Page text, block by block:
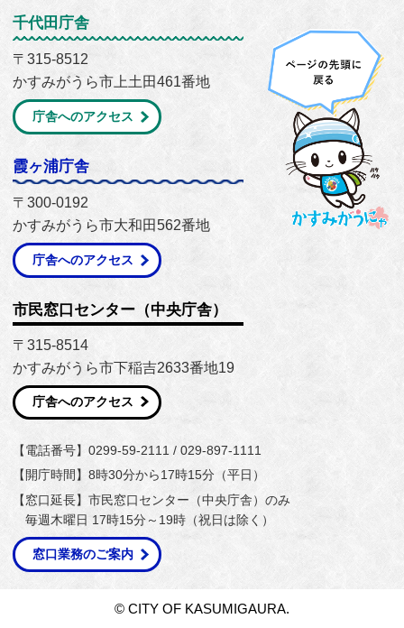
千代田庁舎
〒315-8512
かすみがうら市上土田461番地
庁舎へのアクセス
霞ヶ浦庁舎
〒300-0192
かすみがうら市大和田562番地
庁舎へのアクセス
市民窓口センター（中央庁舎）
〒315-8514
かすみがうら市下稲吉2633番地19
庁舎へのアクセス
【電話番号】0299-59-2111 / 029-897-1111
【開庁時間】8時30分から17時15分（平日）
【窓口延長】市民窓口センター（中央庁舎）のみ
毎週木曜日 17時15分～19時（祝日は除く）
窓口業務のご案内
© CITY OF KASUMIGAURA.